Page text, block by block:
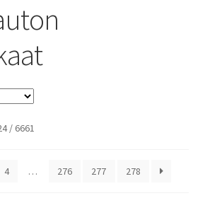
/ 6661
4 … 276 277 278